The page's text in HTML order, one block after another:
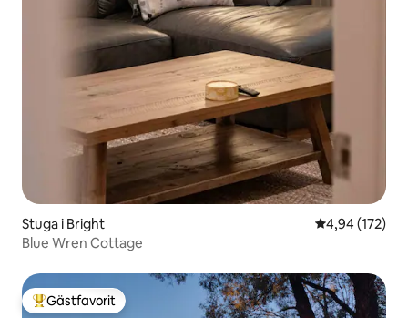
Stuga i Bright 4,94 av 5 i
4,94 (172)
Blue Wren Cottage
Populär gästfavorit
Gästfavorit